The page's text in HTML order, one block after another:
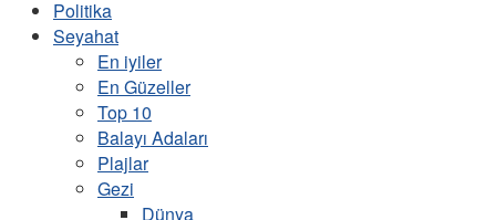
Politika
Seyahat
En iyiler
En Güzeller
Top 10
Balayı Adaları
Plajlar
Gezi
Dünya